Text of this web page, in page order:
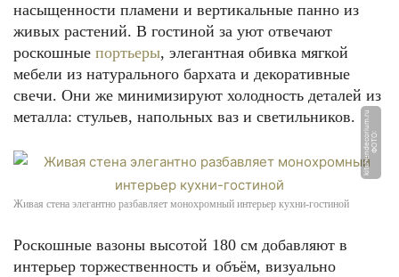
насыщенности пламени и вертикальные панно из
живых растений. В гостиной за уют отвечают
роскошные портьеры, элегантная обивка мягкой
мебели из натурального бархата и декоративные
свечи. Они же минимизируют холодность деталей из
металла: стульев, напольных ваз и светильников.
Ф
О
Т
О:
ki
t
c
h
e
n
d
e
c
o
ri
u
m.
r
u
Живая стена элегантно разбавляет монохромный интерьер кухни-гостиной
Роскошные вазоны высотой 180 см добавляют в
интерьер торжественность и объём, визуально